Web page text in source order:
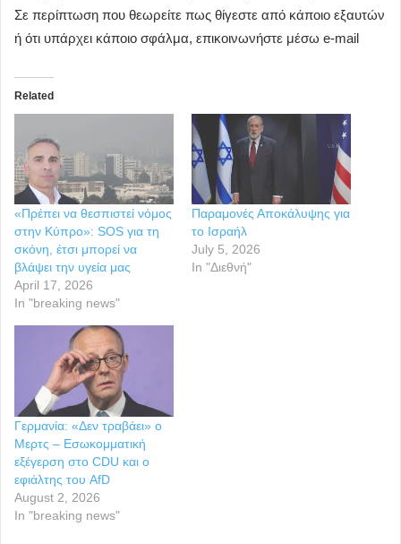
Σε περίπτωση που θεωρείτε πως θίγεστε από κάποιο εξαυτών
ή ότι υπάρχει κάποιο σφάλμα, επικοινωνήστε μέσω e-mail
Related
«Πρέπει να θεσπιστεί νόμος
στην Κύπρο»: SOS για τη
σκόνη, έτσι μπορεί να
βλάψει την υγεία μας
April 17, 2026
In "breaking news"
Παραμονές Αποκάλυψης για
το Ισραήλ
July 5, 2026
In "Διεθνή"
Γερμανία: «Δεν τραβάει» ο
Μερτς – Εσωκομματική
εξέγερση στο CDU και ο
εφιάλτης του AfD
August 2, 2026
In "breaking news"